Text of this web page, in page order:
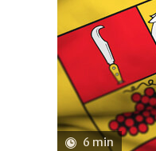
6 min